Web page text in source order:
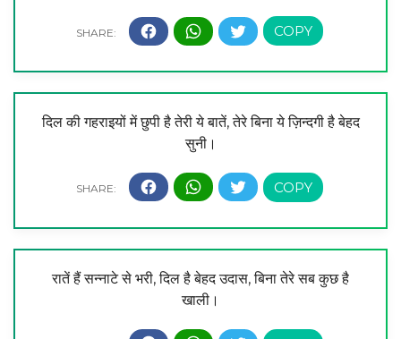
दिल की गहराइयों में छुपी है तेरी ये बातें, तेरे बिना ये ज़िन्दगी है बेहद
सुनी।
रातें हैं सन्नाटे से भरी, दिल है बेहद उदास, बिना तेरे सब कुछ है
खाली।